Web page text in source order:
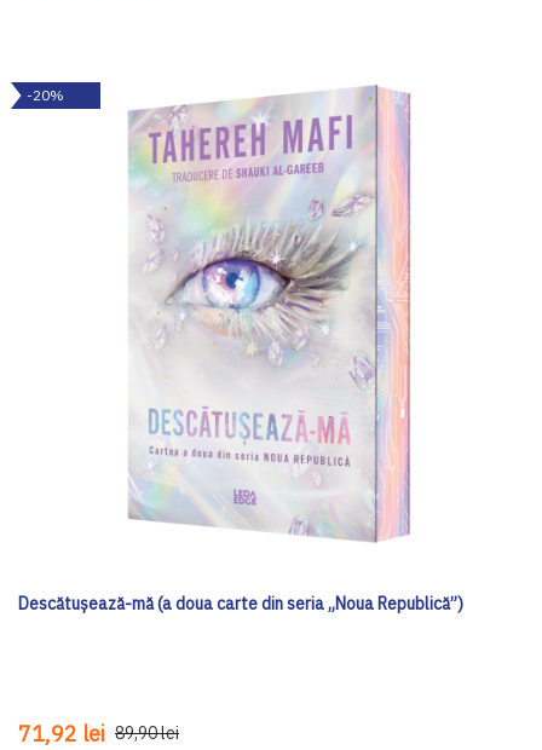
-20%
Descătușează-mă (a doua carte din seria „Noua Republică”)
71,92 lei 89,90 lei